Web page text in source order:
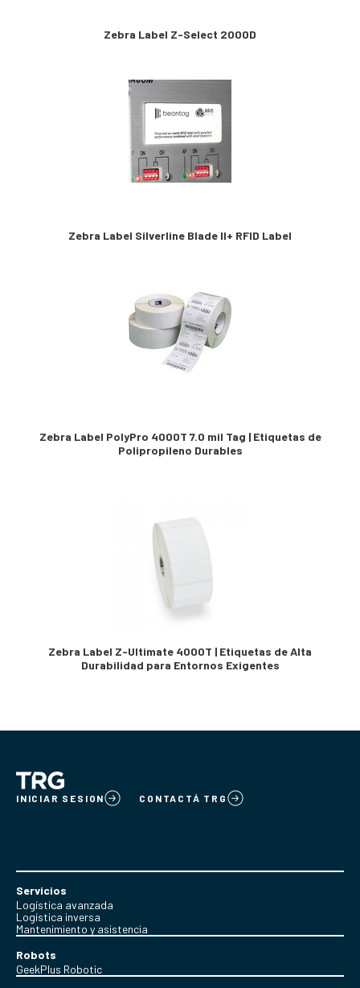
Zebra Label Z-Select 2000D
Zebra Label Silverline Blade II+ RFID Label
Zebra Label PolyPro 4000T 7.0 mil Tag | Etiquetas de
Polipropileno Durables
Zebra Label Z-Ultimate 4000T | Etiquetas de Alta
Durabilidad para Entornos Exigentes
INICIAR SESION CONTACTÁ TRG
Servicios
Logística avanzada
Logística inversa
Mantenimiento y asistencia
Robots
GeekPlus Robotic